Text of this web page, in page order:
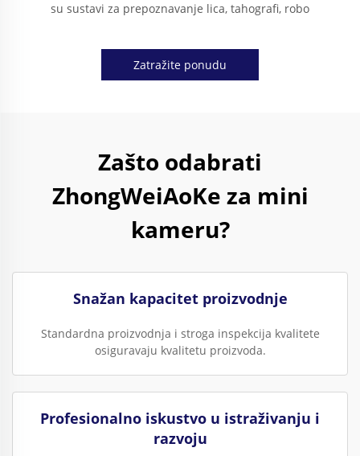
su sustavi za prepoznavanje lica, tahografi, robo
Zatražite ponudu
Zašto odabrati
ZhongWeiAoKe za mini
kameru?
Snažan kapacitet proizvodnje
Standardna proizvodnja i stroga inspekcija kvalitete
osiguravaju kvalitetu proizvoda.
Profesionalno iskustvo u istraživanju i
razvoju